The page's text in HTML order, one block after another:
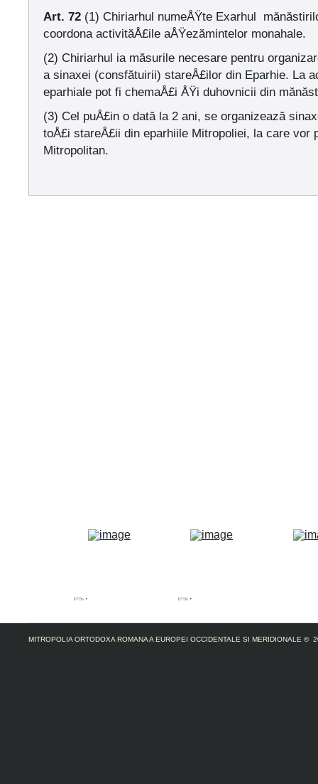
Art. 72 (1) Chiriarhul numeÅŸte Exarhul
coordona activităÅ£ile aÅŸezămintelor monahale.
(2) Chiriarhul ia măsurile necesare pentru
a sinaxei (consfătuirii) stareÅ£ilor din Eparhie. La
eparhiale pot fi chemaÅ£i ÅŸi duhovnicii din
(3) Cel puÅ£in o dată la 2 ani, se organizează
toÅ£i stareÅ£ii din eparhiile Mitropoliei, la care vor
Mitropolitan.
MITROPOLIA ORTODOXA ROMANA A EUROPEI OCCIDENTALE SI MERIDIONALE ©